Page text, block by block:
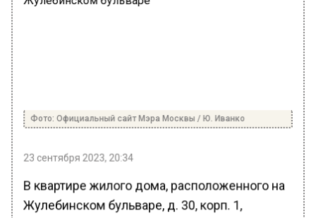
Фото: Официальный сайт Мэра Москвы / Ю. Иванко
23 сентября 2023, 20:34
В квартире жилого дома, расположенного на
Жулебинском бульваре, д. 30, корп. 1,